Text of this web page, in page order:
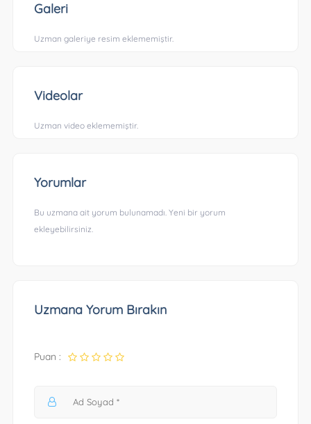
Galeri
Uzman galeriye resim eklememiştir.
Videolar
Uzman video eklememiştir.
Yorumlar
Bu uzmana ait yorum bulunamadı. Yeni bir yorum
ekleyebilirsiniz.
Uzmana Yorum Bırakın
Puan :